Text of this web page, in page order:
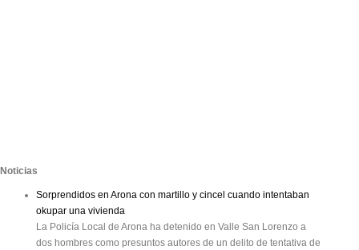
Noticias
Sorprendidos en Arona con martillo y cincel cuando intentaban
okupar una vivienda
La Policía Local de Arona ha detenido en Valle San Lorenzo a
dos hombres como presuntos autores de un delito de tentativa de